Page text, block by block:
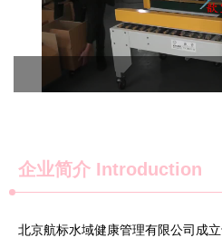
企业简介 Introduction
北京航标水域健康管理有限公司成